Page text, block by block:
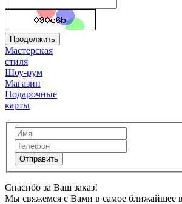
Продолжить
Мастерская
стиля
Шоу-рум
Магазин
Подарочные
карты
Спасибо за Ваш заказ!
Мы свяжемся с Вами в самое ближайшее